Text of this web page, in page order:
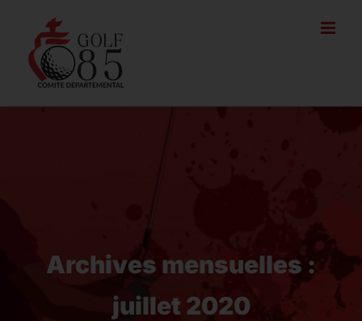
contenu
Archives mensuelles :
juillet 2020